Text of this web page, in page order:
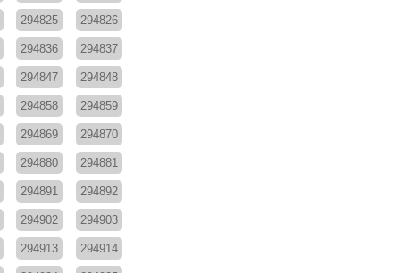
294825 294826
294836 294837
294847 294848
294858 294859
294869 294870
294880 294881
294891 294892
294902 294903
294913 294914